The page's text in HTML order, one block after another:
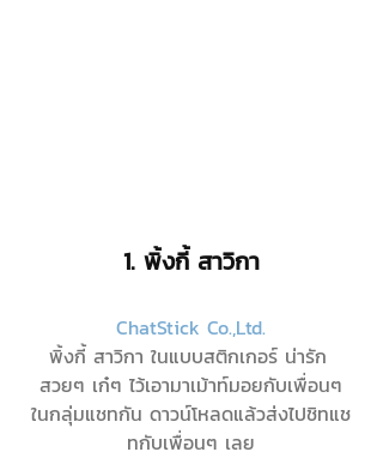
1. พิ้งกี้ สาวิกา
ChatStick Co.,Ltd.
พิ้งกี้ สาวิกา ในแบบสติกเกอร์ น่ารัก
สวยๆ เก๋ๆ ไว้เอามาเม้าท์มอยกับเพื่อนๆ
ในกลุ่มแชทกัน ดาวน์โหลดแล้วส่งไปชิทแช
ทกับเพื่อนๆ เลย